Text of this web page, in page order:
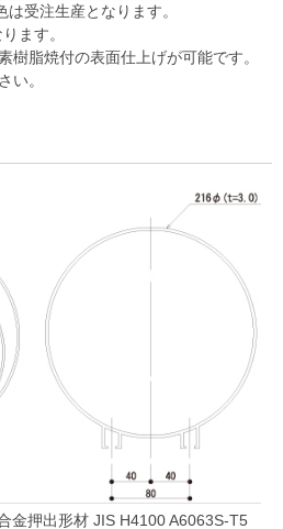
受注生産となります。
ます。
脂焼付の表面仕上げが可能です。
い。
金押出形材 JIS H4100 A6063S-T5